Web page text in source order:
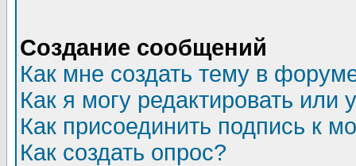
Создание сообщений
Как мне создать тему в
Как я могу редактировать или
Как присоединить подпись к
Как создать опрос?